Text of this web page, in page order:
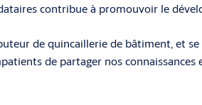
contribue à promouvoir le
de quincaillerie de bâtiment, et
de partager nos